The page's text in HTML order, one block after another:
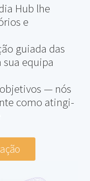
Hub lhe
e
guiada das
equipa
— nós
como atingi-